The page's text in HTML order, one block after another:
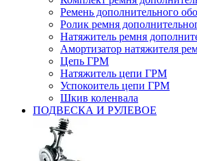
Ремень дополнительного
Ролик ремня
Натяжитель ремня
Амортизатор натяжителя
Цепь ГРМ
Натяжитель цепи ГРМ
Успокоитель цепи ГРМ
Шкив коленвала
ПОДВЕСКА И РУЛЕВОЕ